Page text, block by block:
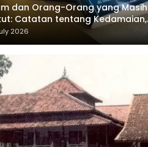
dan Orang-Orang yang Masih
Catatan tentang Kedamaian,
dan Negara dalam
Masykuri Abdillah
2026